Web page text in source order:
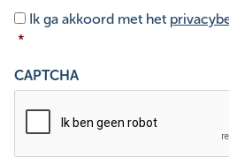
Toestemming *
Ik ga akkoord met het
*
CAPTCHA